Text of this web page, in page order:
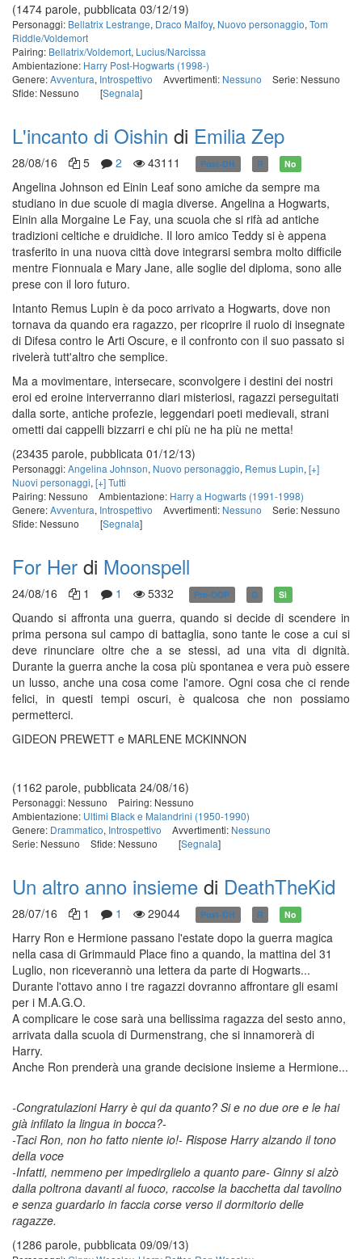
(1474 parole, pubblicata 03/12/19)
Personaggi: Bellatrix Lestrange, Draco Malfoy, Nuovo personaggio, Tom
Riddle/Voldemort
Pairing: Bellatrix/Voldemort, Lucius/Narcissa
Ambientazione: Harry Post-Hogwarts (1998-)
Genere:Avventura, Introspettivo Avvertimenti: Nessuno
Serie: Nessuno
Sfide: Nessuno
[Segnala]
L'incanto di Oishin di Emilia Zep
28/08/16 5 2 43111 Post-DH R No
Angelina Johnson ed Einin Leaf sono amiche da sempre ma
studiano in due scuole di magia diverse. Angelina a Hogwarts,
Einin alla Morgaine Le Fay, una scuola che si rifà ad antiche
tradizioni celtiche e druidiche. Il loro amico Teddy si è appena
trasferito in una nuova città dove integrarsi sembra molto difficile
mentre Fionnuala e Mary Jane, alle soglie del diploma, sono alle
prese con il loro futuro.
Intanto Remus Lupin è da poco arrivato a Hogwarts, dove non
tornava da quando era ragazzo, per ricoprire il ruolo di insegnate
di Difesa contro le Arti Oscure, e il confronto con il suo passato si
rivelerà tutt'altro che semplice.
Ma a movimentare, intersecare, sconvolgere i destini dei nostri
eroi ed eroine interverranno diari misteriosi, ragazzi perseguitati
dalla sorte, antiche profezie, leggendari poeti medievali, strani
ometti dai cappelli bizzarri e chi più ne ha più ne metta!
(23435 parole, pubblicata 01/12/13)
Personaggi:Angelina Johnson, Nuovo personaggio, Remus Lupin, [+]
Nuovi personaggi, [+] Tutti
Pairing: Nessuno
Ambientazione: Harry a Hogwarts (1991-1998)
Genere:Avventura, Introspettivo Avvertimenti: Nessuno
Serie: Nessuno
Sfide: Nessuno
[Segnala]
For Her di Moonspell
24/08/16 1 1 5332 Pre-OOP G Sì
Quando si affronta una guerra, quando si decide di scendere in
prima persona sul campo di battaglia, sono tante le cose a cui si
deve rinunciare oltre che a se stessi, ad una vita di dignità.
Durante la guerra anche la cosa più spontanea e vera può essere
un lusso, anche una cosa come l'amore. Ogni cosa che ci rende
felici, in questi tempi oscuri, è qualcosa che non possiamo
permetterci.
GIDEON PREWETT e MARLENE MCKINNON
(1162 parole, pubblicata 24/08/16)
Personaggi: Nessuno
Pairing: Nessuno
Ambientazione: Ultimi Black e Malandrini (1950-1990)
Genere: Drammatico, Introspettivo Avvertimenti: Nessuno
Serie: Nessuno
Sfide: Nessuno [Segnala]
Un altro anno insieme di DeathTheKid
28/07/16 1 1 29044 Post-DH R No
Harry Ron e Hermione passano l'estate dopo la guerra magica
nella casa di Grimmauld Place fino a quando, la mattina del 31
Luglio, non riceverannò una lettera da parte di Hogwarts...
Durante l'ottavo anno i tre ragazzi dovranno affrontare gli esami
per i M.A.G.O.
A complicare le cose sarà una bellissima ragazza del sesto anno,
arrivata dalla scuola di Durmenstrang, che si innamorerà di
Harry.
Anche Ron prenderà una grande decisione insieme a Hermione...
-Congratulazioni Harry è qui da quanto? Si e no due ore e le hai
già infilato la lingua in bocca?-
-Taci Ron, non ho fatto niente io!- Rispose Harry alzando il tono
della voce
-Infatti, nemmeno per impedirglielo a quanto pare- Ginny si alzò
dalla poltrona davanti al fuoco, raccolse la bacchetta dal tavolino
e senza guardarlo in faccia corse verso il dormitorio delle
ragazze.
(1286 parole, pubblicata 09/09/13)